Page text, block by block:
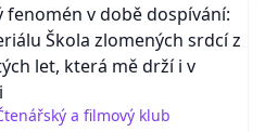
fenomén v době dospívání:
Škola zlomených srdcí z
let, která mě drží i v
a filmový klub